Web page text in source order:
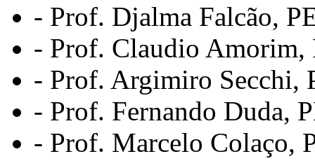
- Prof. Djalma Falcão,
- Prof. Claudio Amorim,
- Prof. Argimiro Secchi,
- Prof. Fernando Duda,
- Prof. Marcelo Colaço,